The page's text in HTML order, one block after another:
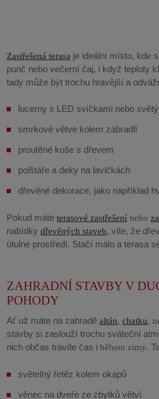
Zastřešená terasa je ideální místo, kde
punč nebo večerní čaj, i když teploty
tady může být trochu hravější a
lucerny s LED svíčkami nebo
smrkové větve kolem zábradlí
proutěné koše s dřevem
polštáře a deky na lavičkách
dřevěné dekorace, jako například
Pokud máteterasové zastřešení nebo
nabídkydřevěných staveb, víte, že
útulné prostředí. Stačí málo a terasa
ZAHRADNÍ STAVBY V
POHODY
Ať už máte na zahraděaltán,chatku,
stavby si zaslouží trochu sváteční
nich občas trávíte čas iběhem zimy.
světelný řetěz kolem okapů
věnec na dveře ze zbytků větví